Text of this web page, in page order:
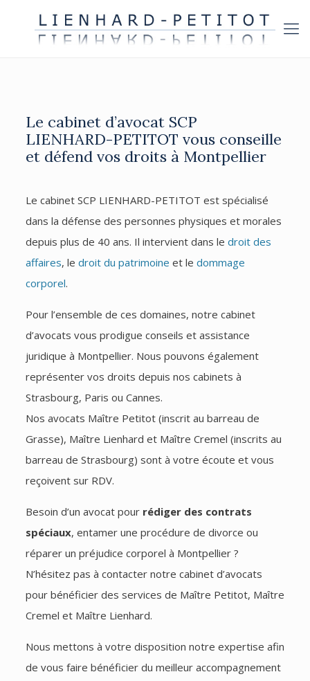
Le cabinet d’avocat SCP
LIENHARD-PETITOT vous conseille
et défend vos droits à Montpellier
Le cabinet SCP LIENHARD-PETITOT est spécialisé
dans la défense des personnes physiques et morales
depuis plus de 40 ans. Il intervient dans le droit des
affaires, le droit du patrimoine et le dommage
corporel.
Pour l’ensemble de ces domaines, notre cabinet
d’avocats vous prodigue conseils et assistance
juridique à Montpellier. Nous pouvons également
représenter vos droits depuis nos cabinets à
Strasbourg, Paris ou Cannes.
Nos avocats Maître Petitot (inscrit au barreau de
Grasse), Maître Lienhard et Maître Cremel (inscrits au
barreau de Strasbourg) sont à votre écoute et vous
reçoivent sur RDV.
Besoin d’un avocat pour rédiger des contrats
spéciaux, entamer une procédure de divorce ou
réparer un préjudice corporel à Montpellier ?
N’hésitez pas à contacter notre cabinet d’avocats
pour bénéficier des services de Maître Petitot, Maître
Cremel et Maître Lienhard.
Nous mettons à votre disposition notre expertise afin
de vous faire bénéficier du meilleur accompagnement